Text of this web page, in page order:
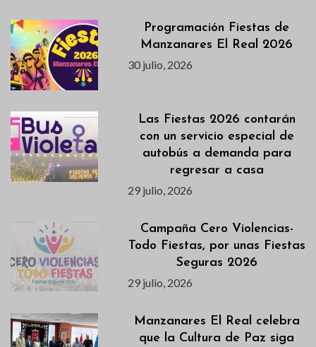
Programación Fiestas de
Manzanares El Real 2026
30 julio, 2026
Las Fiestas 2026 contarán
con un servicio especial de
autobús a demanda para
regresar a casa
29 julio, 2026
Campaña Cero Violencias-
Todo Fiestas, por unas Fiestas
Seguras 2026
29 julio, 2026
Manzanares El Real celebra
que la Cultura de Paz siga